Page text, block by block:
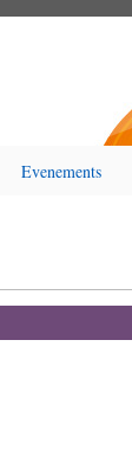
Evenements